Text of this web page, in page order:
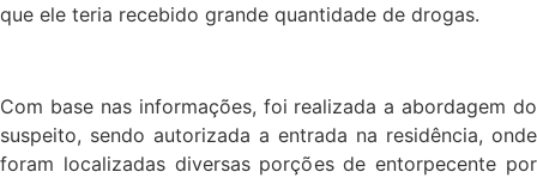
que ele teria recebido grande quantidade de drogas.
Com base nas informações, foi realizada a abordagem do
suspeito, sendo autorizada a entrada na residência, onde
foram localizadas diversas porções de entorpecente por